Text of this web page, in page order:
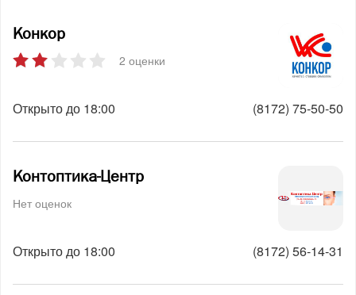
Конкор
2 оценки
Открыто до 18:00 (8172) 75-50-50
Контоптика-Центр
Нет оценок
Открыто до 18:00 (8172) 56-14-31